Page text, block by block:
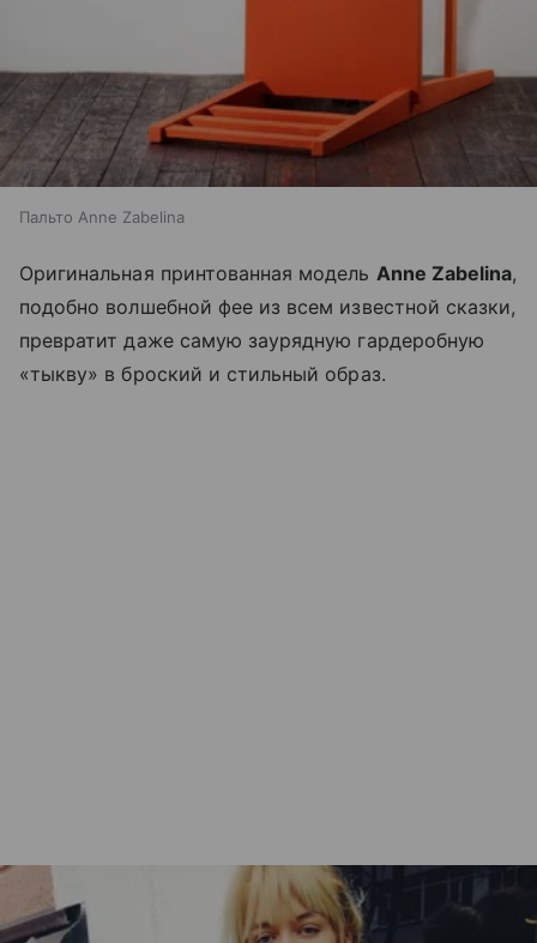
Пальто Anne Zabelina
Оригинальная принтованная модель Anne Zabelina,
подобно волшебной фее из всем известной сказки,
превратит даже самую заурядную гардеробную
«тыкву» в броский и стильный образ.